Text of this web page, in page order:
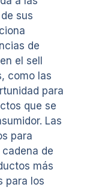
sus
de
el sell
como las
para
que se
Las
para
de
más
para los